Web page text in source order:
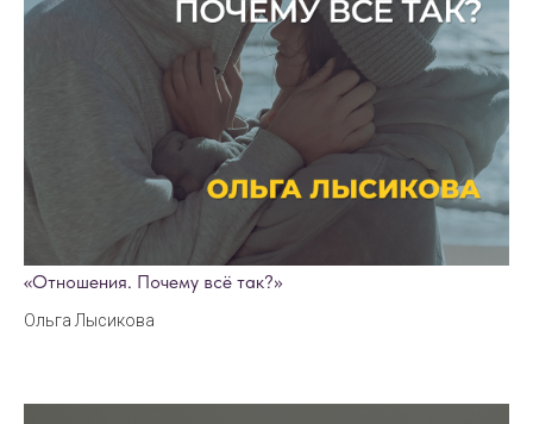
«Отношения. Почему всё так?»
Ольга Лысикова